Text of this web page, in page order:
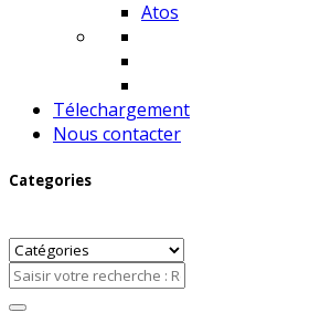
Atos
Télechargement
Nous contacter
Categories